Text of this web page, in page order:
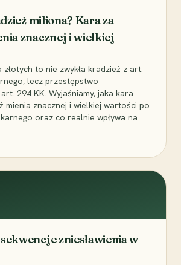
miliona? Kara za
znacznej i wielkiej
to nie zwykła kradzież z art.
lecz przestępstwo
294 KK. Wyjaśniamy, jaka kara
mienia znacznej i wielkiej wartości po
oraz co realnie wpływa na
zniesławienia w